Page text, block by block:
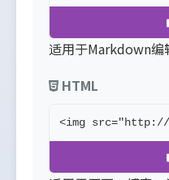
适用于Markdown
HTML
<img src="http://